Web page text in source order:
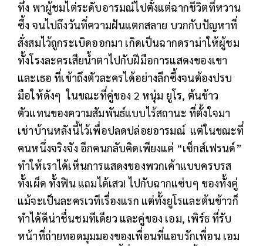
ทึ่ง พาผู้ชมไต่ระดับอารมณ์ไปตั้งแต่ฉากชีวิตที่หวาน
ซึ้ง จนไปถึงวันที่ความฝันแตกสลาย บวกกับปัญหาที่
สั่งสมไว้ถูกระเบิดออกมา เกิดเป็นฉากดราม่าให้ผู้ชม
ทั้งโรงละครเสียน้ำตาไปกับฝีมือการแสดงของเขา
และเธอ ที่เข้าถึงตัวละครได้อย่างลึกซึ้งจนต้องปรบ
มือให้ดังๆ ในขณะที่คู่ของ 2 หนุ่ม ยูโร, ต้นข้าว
ตัวแทนของความสัมพันธ์แบบไร้สถานะ ที่ตั้งใจมา
เช่าบ้านหลังนี้ไว้เพื่อปลดปล่อยอารมณ์ แต่ในขณะที่
คนหนึ่งจริงจัง อีกคนกลับคิดเพียงแค่ “เซ็กส์เฟรนด์”
ทำให้เราได้เห็นการแสดงของพวกเค้าแบบครบรส
ทั้งเผ็ด ทั้งฟิน แถมได้เสว! ไปกับฉากแซ่บๆ ของทั้งคู่
แม้จะเป็นละครเวทีเรื่องแรก แต่ทั้งยูโรและต้นข้าวก็
ทำได้ดีน่าชื่นชมทีเดียว และคู่ของ เอม, เพิร์ธ ที่รับ
หน้าที่ถ่ายทอดมุมมองของเพื่อนที่แอบรักเพื่อน เอม